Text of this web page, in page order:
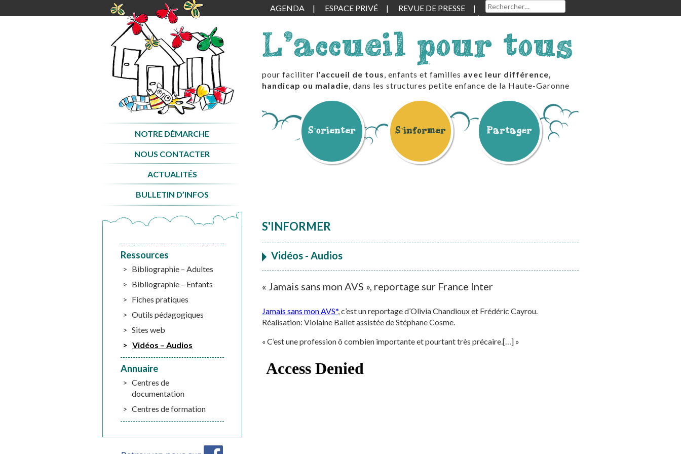
L'accueil pour tous
pour faciliter l'accueil de tous, enfants et familles avec leur différence,
handicap ou maladie, dans les structures petite enfance de la Haute-Garonne
contenu
S’orienter S’informer Partager
NOTRE DÉMARCHE
NOUS CONTACTER
ACTUALITÉS
BULLETIN D’INFOS
AGENDA ESPACE PRIVÉ REVUE DE PRESSE Rechercher :
S'INFORMER
Vidéos - Audios
« Jamais sans mon AVS », reportage sur France Inter
Jamais sans mon AVS*, c’est un reportage d’Olivia Chandioux et Frédéric Cayrou.
Réalisation: Violaine Ballet assistée de Stéphane Cosme.
« C’est une profession ô combien importante et pourtant très précaire.[…] »
Ressources
Bibliographie – Adultes
Bibliographie – Enfants
Fiches pratiques
Outils pédagogiques
Sites web
Vidéos – Audios
Annuaire
Centres de
documentation
Centres de formation